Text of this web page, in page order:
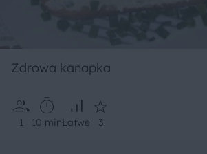
Zdrowa kanapka
1 10 minŁatwe 3